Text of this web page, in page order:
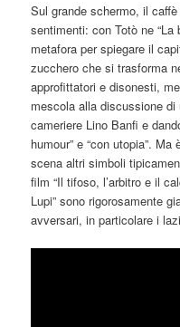
Sul grande schermo, il
sentimenti: con Totò ne
metafora per spiegare il
zucchero che si trasforma
approfittatori e disonesti,
mescola alla discussione
cameriere Lino Banfi e
humour” e “con utopia”.
scena altri simboli
film “Il tifoso, l’arbitro e il
Lupi” sono rigorosamente
avversari, in particolare i